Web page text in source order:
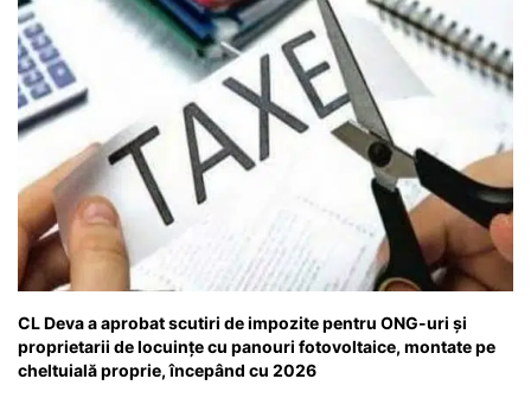
CL Deva a aprobat scutiri de impozite pentru ONG-uri și
proprietarii de locuințe cu panouri fotovoltaice, montate pe
cheltuială proprie, începând cu 2026